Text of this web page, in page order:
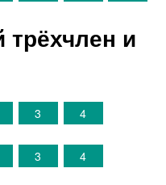
и
3 4
3 4